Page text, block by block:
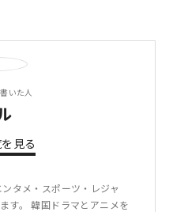
いた人
見る
タメ・スポーツ・レジャ
す。 韓国ドラマとアニメを